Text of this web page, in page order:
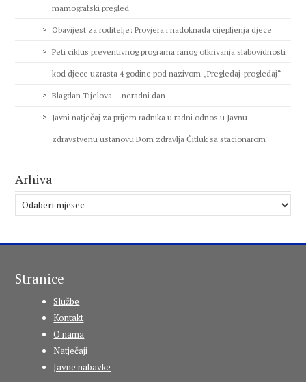
mamografski pregled
Obavijest za roditelje: Provjera i nadoknada cijepljenja djece
Peti ciklus preventivnog programa ranog otkrivanja slabovidnosti
kod djece uzrasta 4 godine pod nazivom „Pregledaj-progledaj“
Blagdan Tijelova – neradni dan
Javni natječaj za prijem radnika u radni odnos u Javnu
zdravstvenu ustanovu Dom zdravlja Čitluk sa stacionarom
Arhiva
Arhiva
Stranice
Službe
Kontakt
O nama
Natječaji
Javne nabavke